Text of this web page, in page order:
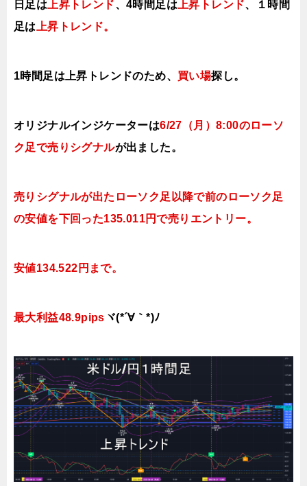
日足は 上昇トレンド、4時間足は 上昇トレンド、１時間
足は
上昇ト レンド。
1時間足は上昇 トレンドのため、 買い場探し。
オリジナルインジケーターは6/27（月 ）8:00のローソ
ク足で売り シグナルが出ました。
売りシグナルが出たローソク足以降で前のローソク足
の安値を下回った135.011円で売りエントリー。
安値134.522円まで。
最大利益48.9pips ヾ(*´∀｀*)ﾉ